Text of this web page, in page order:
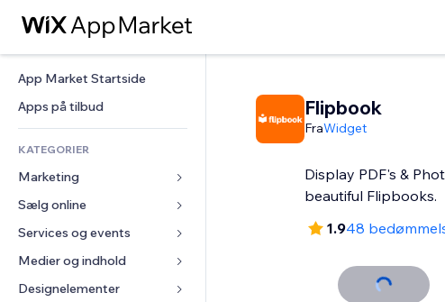
App Market Startside
Apps på tilbud
KATEGORIER
Marketing
Annoncer
Mobil
Statistikker
Sælg online
Apps til Webshops
Forsendelse og levering
Sælg-knapper
Services og events
Hoteller
Events
Medier og indhold
Galleri
Designelementer
Flipbook
FraWidget
Display PDF's &
beautiful Flipbooks.
1.948